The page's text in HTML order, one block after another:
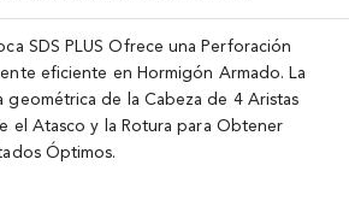
SDS PLUS Ofrece una Perforación
eficiente en Hormigón Armado. La
geométrica de la Cabeza de 4 Aristas
el Atasco y la Rotura para Obtener
Óptimos.